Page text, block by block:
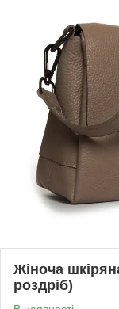
Жіноча
роздріб)